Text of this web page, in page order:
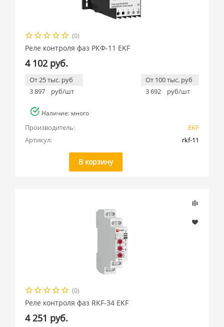
(0)
Реле контроля фаз РКФ-11 EKF
4 102 руб.
От 25 тыс. руб
3 897
руб/шт
От 100 тыс. руб
3 692
руб/шт
Наличие: много
Производитель:
EKF
Артикул:
rkf-11
В корзину
(0)
Реле контроля фаз RKF-34 EKF
4 251 руб.